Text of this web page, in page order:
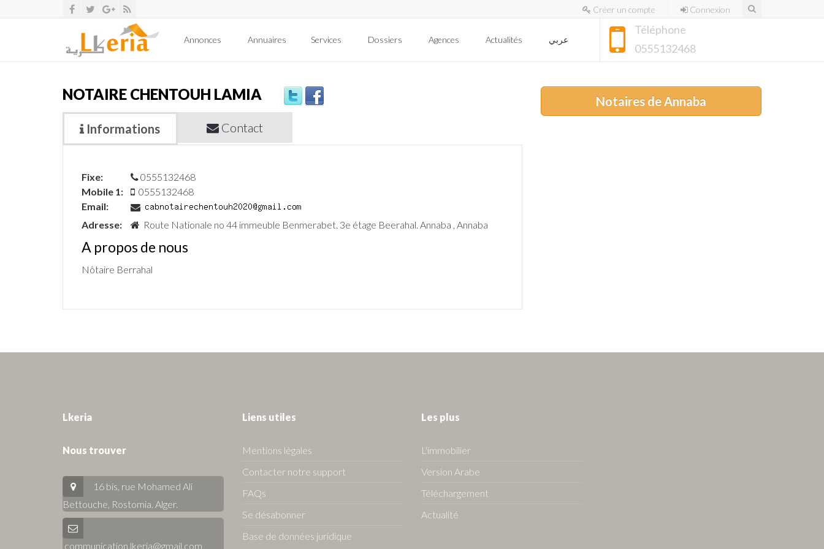
Créer un compte Connexion
Téléphone
0555132468
Annonces Annuaires Services Dossiers Agences Actualités
NOTAIRE CHENTOUH LAMIA
Informations Contact
Fixe:
0555132468
Mobile 1:
0555132468
Email:
Adresse:
Route Nationale no 44 immeuble Benmerabet. 3e étage Beerahal. Annaba , Annaba
A propos de nous
Nôtaire Berrahal
Notaires de Annaba
Lkeria
Nous trouver
16 bis, rue Mohamed Ali
Bettouche, Rostomia. Alger.
communication.lkeria@gmail.com
Liens utiles
Mentions légales
Contacter notre support
FAQs
Se désabonner
Base de données juridique
Les plus
L'immobilier
Version Arabe
Téléchargement
Actualité